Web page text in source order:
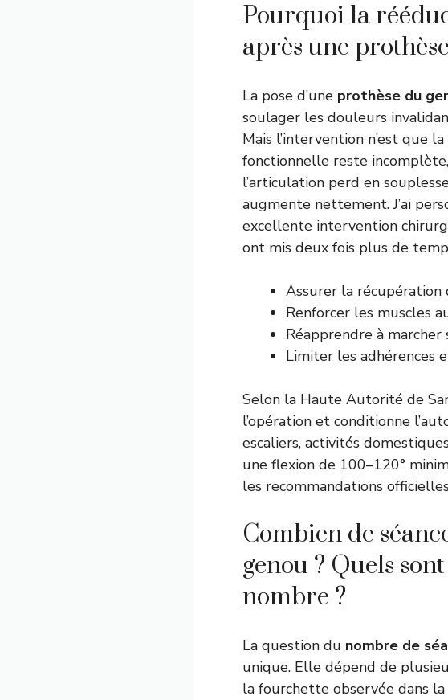
Pourquoi la
après une
La pose d’une prothèse du
soulager les douleurs
Mais l’intervention n’est que
fonctionnelle reste
l’articulation perd en
augmente nettement. J’ai
excellente intervention
ont mis deux fois plus de
Assurer la récupération
Renforcer les muscles
Réapprendre à
Limiter les adhérences
Selon la Haute Autorité de
l’opération et conditionne
escaliers, activités
une flexion de 100–120°
les recommandations officielles
Combien de
genou ? Quels
nombre ?
La question du nombre de
unique. Elle dépend de
la fourchette observée dans